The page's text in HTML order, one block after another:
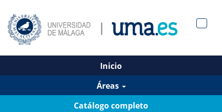
Inicio
Áreas
Catálogo completo